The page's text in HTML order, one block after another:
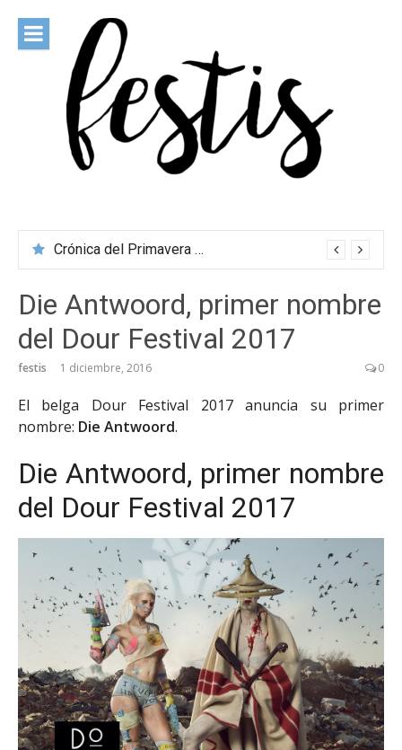
contenido
Crónica del Primavera Sound Porto 2026
Die Antwoord, primer nombre
del Dour Festival 2017
festis 1 diciembre, 2016 0
El belga Dour Festival 2017 anuncia su primer
nombre: Die Antwoord.
Die Antwoord, primer nombre
del Dour Festival 2017